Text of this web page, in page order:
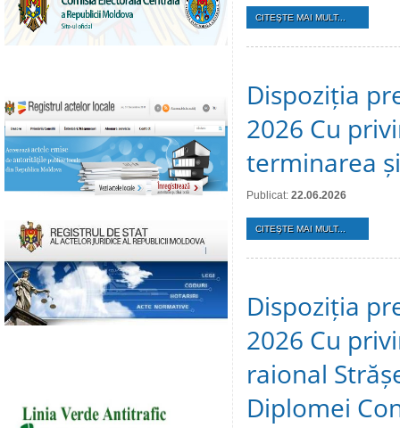
CITEŞTE MAI MULT...
Dispoziția
2026 Cu
terminarea
Publicat: 22.06.2026
CITEŞTE MAI MULT...
Dispoziția
2026 Cu
raional
Diplomei